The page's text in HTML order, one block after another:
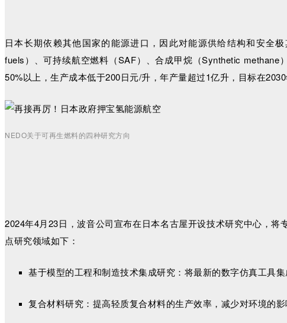
日本长期依赖其他国家的能源进口，因此对能源供给结构和安全
fuels）、可持续航空燃料（SAF）、合成甲烷（Synthetic
50%以上，生产成本低于200日元/升，年产量超过1亿升，目标在
NEDO关于可再生燃料的四种研究方向
2024年4月23日，波音公司宣布在日本名古屋开设技术研究中心，
点研究领域如下：
基于模型的工程和制造技术集成研究：将最新的数字仿真工具集
复合材料研究：提高轻质复合材料的生产效率，减少对环境的影